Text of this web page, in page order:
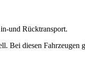
und Rücktransport.
diesen Fahrzeugen